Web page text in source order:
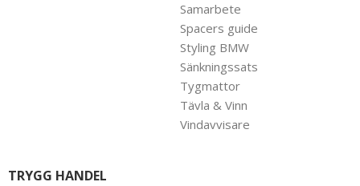
Samarbete
Spacers guide
Styling BMW
Sänkningssats
Tygmattor
Tävla & Vinn
Vindavvisare
TRYGG HANDEL